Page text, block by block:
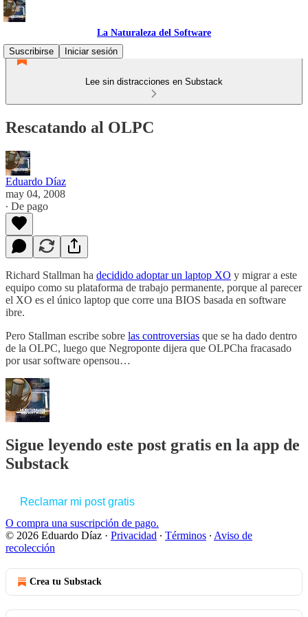
La Naturaleza del Software
Suscribirse
Iniciar sesión
Lee sin distracciones en Substack
Rescatando al OLPC
Eduardo Díaz
may 04, 2008
∙ De pago
Richard Stallman ha decidido adoptar un laptop XO y migrar a este
equipo como su plataforma de trabajo permanente, porque al parecer
el XO es el único laptop que corre una BIOS basada en software
ibre.
Pero Stallman escribe sobre las controversias que se ha dado dentro
de la OLPC, luego que Negroponte dijera que OLPCha fracasado
por usar software opensou…
Sigue leyendo este post gratis en la app de
Substack
Reclamar mi post gratis
O compra una suscripción de pago.
© 2026 Eduardo Díaz · Privacidad ∙ Términos ∙ Aviso de
recolección
Crea tu Substack